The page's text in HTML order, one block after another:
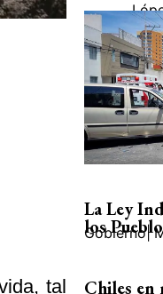
tal
La Ley
los
Gobierno|
Chiles en